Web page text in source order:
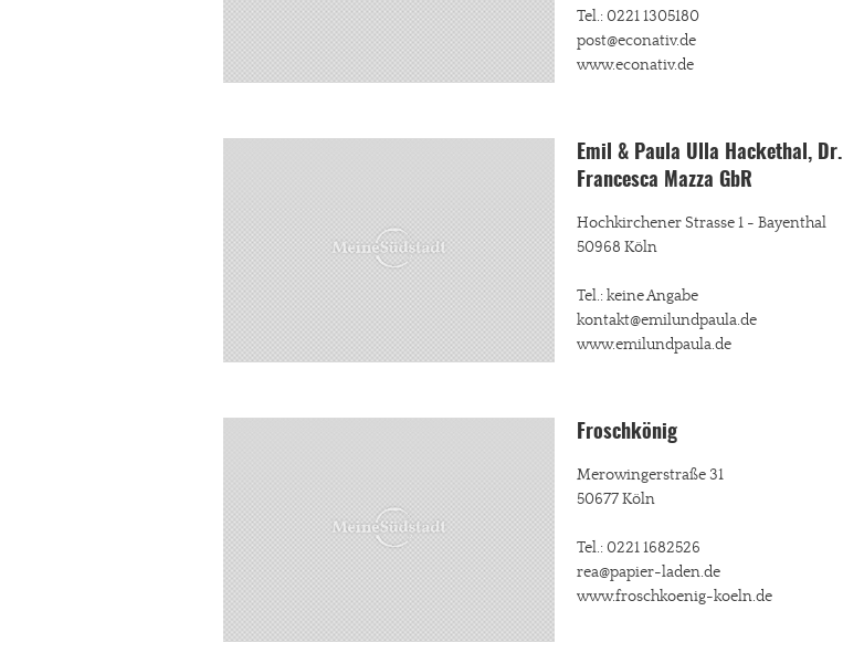
Tel.: 0221 1305180
post@econativ.de
www.econativ.de
Emil & Paula Ulla Hackethal, Dr.
Francesca Mazza GbR
Hochkirchener Strasse 1 - Bayenthal
50968 Köln
Tel.: keine Angabe
kontakt@emilundpaula.de
www.emilundpaula.de
Froschkönig
Merowingerstraße 31
50677 Köln
Tel.: 0221 1682526
rea@papier-laden.de
www.froschkoenig-koeln.de